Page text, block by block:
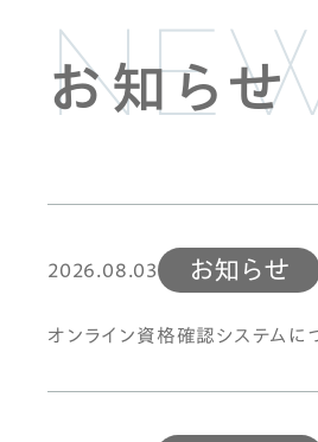
お知らせ
2026.08.03 お知らせ
オンライン資格確認システムに